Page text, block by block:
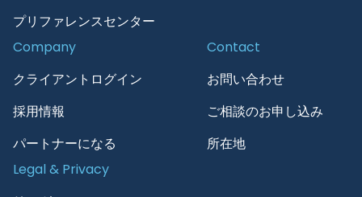
プリファレンスセンター
Company
クライアントログイン
採用情報
パートナーになる
Contact
お問い合わせ
ご相談のお申し込み
所在地
Legal & Privacy